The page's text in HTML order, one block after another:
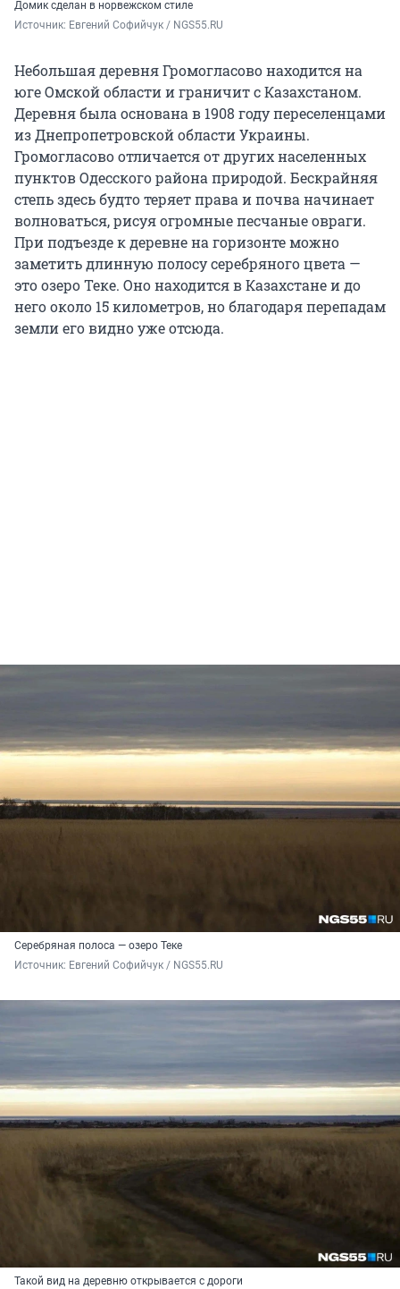
Домик сделан в норвежском стиле
Источник: Евгений Софийчук / NGS55.RU
Небольшая деревня Громогласово находится на
юге Омской области и граничит с Казахстаном.
Деревня была основана в 1908 году переселенцами
из Днепропетровской области Украины.
Громогласово отличается от других населенных
пунктов Одесского района природой. Бескрайняя
степь здесь будто теряет права и почва начинает
волноваться, рисуя огромные песчаные овраги.
При подъезде к деревне на горизонте можно
заметить длинную полосу серебряного цвета —
это озеро Теке. Оно находится в Казахстане и до
него около 15 километров, но благодаря перепадам
земли его видно уже отсюда.
Серебряная полоса — озеро Теке
Источник: Евгений Софийчук / NGS55.RU
Такой вид на деревню открывается с дороги